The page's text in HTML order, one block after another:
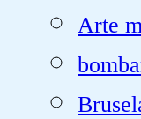
Arte